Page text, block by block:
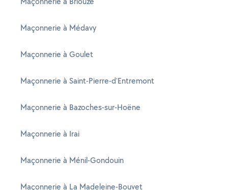
Maçonnerie à Médavy
Maçonnerie à Goulet
Maçonnerie à Saint-Pierre-d'Entremont
Maçonnerie à Bazoches-sur-Hoëne
Maçonnerie à Irai
Maçonnerie à Ménil-Gondouin
Maçonnerie à La Madeleine-Bouvet